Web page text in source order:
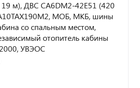
19 м), ДВС CA6DM2-42E51 (420
МОБ, МКБ, шины
со спальным местом,
отопитель кабины
УВЭОС